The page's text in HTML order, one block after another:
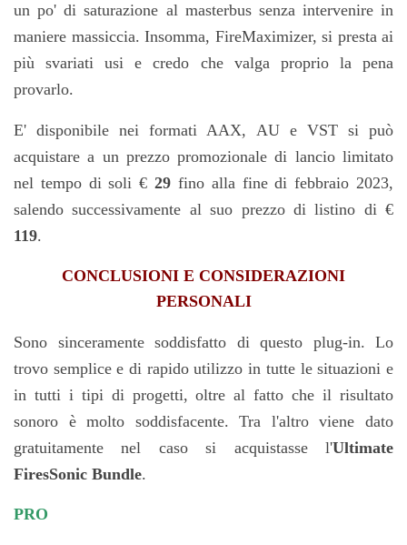
un po' di saturazione al masterbus senza intervenire in
maniere massiccia. Insomma, FireMaximizer, si presta ai
più svariati usi e credo che valga proprio la pena
provarlo.
E' disponibile nei formati AAX, AU e VST si può
acquistare a un prezzo promozionale di lancio limitato
nel tempo di soli€29 fino alla fine di febbraio 2023,
salendo successivamente al suo prezzo di listino di €
119.
CONCLUSIONI E CONSIDERAZIONI
PERSONALI
Sono sinceramente soddisfatto di questo plug-in. Lo
trovo semplice e di rapido utilizzo in tutte le situazioni e
in tutti i tipi di progetti, oltre al fatto che il risultato
sonoro è molto soddisfacente.Tra l'altro viene dato
gratuitamente nel caso si acquistasse l'Ultimate
FiresSonic Bundle.
PRO